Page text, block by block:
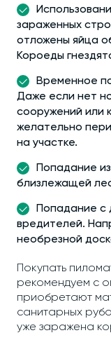
зараженных
отложены яйца
Короеды
Временное
Даже если нет
сооружений или
желательно
на участке.
Попадание
близлежащей
Попадание с
вредителей.
необрезной
Покупать
рекомендуем с
приобретают
санитарных
уже заражена